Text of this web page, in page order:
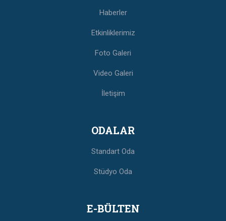
Haberler
Etkinliklerimiz
Foto Galeri
Video Galeri
İletişim
ODALAR
Standart Oda
Stüdyo Oda
E-BÜLTEN